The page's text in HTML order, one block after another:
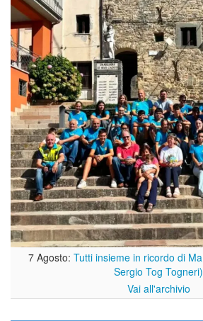
7 Agosto: Tutti insieme in ricordo di
Sergio Tog Togneri)
Vai all'archivio